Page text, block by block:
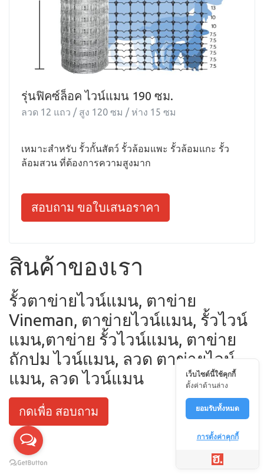
รุ่นฟิคซ์ล็อค ไวน์แมน 190 ซม.
ลวด 12 แถว / สูง 120 ซม / ห่าง 15 ซม
เหมาะสำหรับ รั้วกั้นสัตว์ รั้วล้อมแพะ รั้วล้อมแกะ รั้ว
ล้อมสวน ที่ต้องการความสูงมาก
สอบถาม ขอใบเสนอราคา
สินค้าของเรา
รั้วตาข่ายไวน์แมน, ตาข่าย
Vineman, ตาข่ายไวน์แมน, รั้วไวน์
แมน,ตาข่าย รั้วไวน์แมน, ตาข่าย
ถักปม ไวน์แมน, ลวด ตาข่ายไวน์
แมน, ลวด ไวน์แมน
กดเพื่อ สอบถาม
เว็บไซต์นี้ใช้คุกกี้
ตั้งค่าด้านล่าง
ยอมรับทั้งหมด
การตั้งค่าคุกกี้